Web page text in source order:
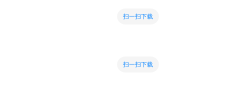
扫一扫下载
扫一扫下载